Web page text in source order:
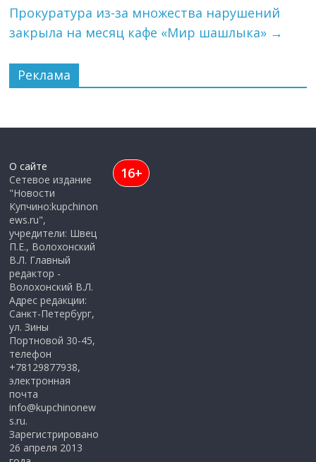
Прокуратура из-за множества нарушений
закрыла на месяц кафе «Мир шашлыка» →
Реклама
О сайте
Сетевое издание
"Новости
Купчино:kupchinon
ews.ru",
учредители: Швец
П.Е., Волохонский
В.Л. Главный
редактор -
Волохонский В.Л.
Адрес редакции:
Санкт-Петербург,
ул. Зины
Портновой 30-45,
телефон
+78129877938,
электронная
почта
info@kupchinonew
s.ru.
Зарегистрировано
26 апреля 2013
16+